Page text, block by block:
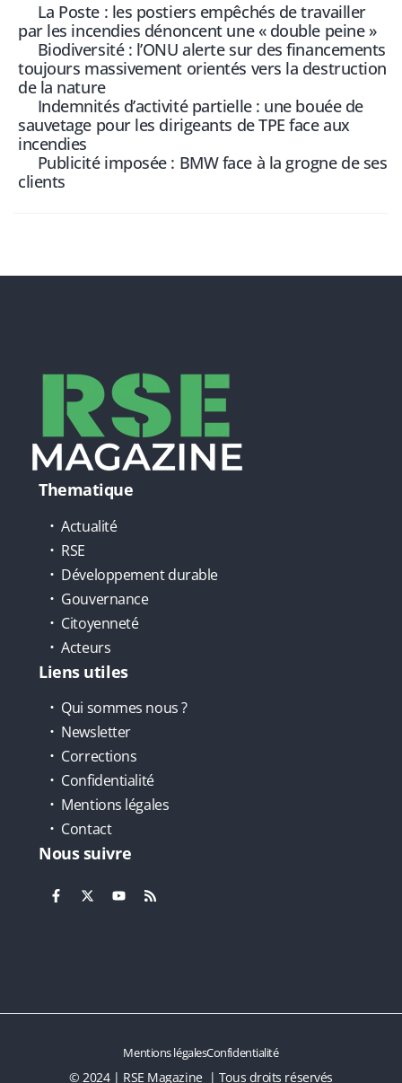
La Poste : les postiers empêchés de travailler
par les incendies dénoncent une « double peine »
Biodiversité : l’ONU alerte sur des financements
toujours massivement orientés vers la destruction
de la nature
Indemnités d’activité partielle : une bouée de
sauvetage pour les dirigeants de TPE face aux
incendies
Publicité imposée : BMW face à la grogne de ses
clients
Thematique
Actualité
RSE
Développement durable
Gouvernance
Citoyenneté
Acteurs
Liens utiles
Qui sommes nous ?
Newsletter
Corrections
Confidentialité
Mentions légales
Contact
Nous suivre
© 2024 | RSE Magazine | Tous droits réservés
Mentions légalesConfidentialité